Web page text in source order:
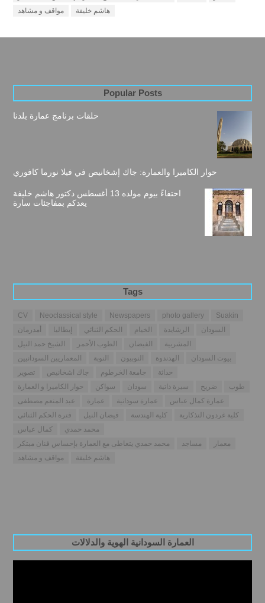
مواقف و مشاهد
هاشم خليفة
Popular Posts
حلقات برنامج عمارة بلدنا
حوار الكاميرا والعمارة: جاك إشخانيص في فيلا نورما كافوري
احتفاءً بيوم مولده 13 أغسطس دكتور هاشم خليفة
يعدكم بمفاجئات سارة
Tags
CV Neoclassical style Newspapers photo gallery
Suakin
أمدرمان
إيطاليا الحكم الثنائي الخيام الرشايدة
السودان
الشيخ حمد النيل
الطوب الأحمر الفيضان
المشربية
المعماريين السودانيين
النوبة النوبيون الهدندوة
بيوت السودان
تصوير
جاك اشخانيص جامعة الخرطوم
حداثة
حوار الكاميرا و العمارة
سواكن سودان سيرة ذاتية ضريح
طوب
عبد المنعم مصطفى
عمارة عمارة سودانية
عمارة كمال عباس
فترة الحكم الثنائي
فيضان النيل كلية الهندسة
كلية غردون التذكارية
كمال عباس
محمد حمدي
محمد حمدي يتعاطى مع العمارة بإحساس فنان مبتكر
مساجد
معمار
مواقف و مشاهد
هاشم خليفة
العمارة السودانية الهوية والدلالات